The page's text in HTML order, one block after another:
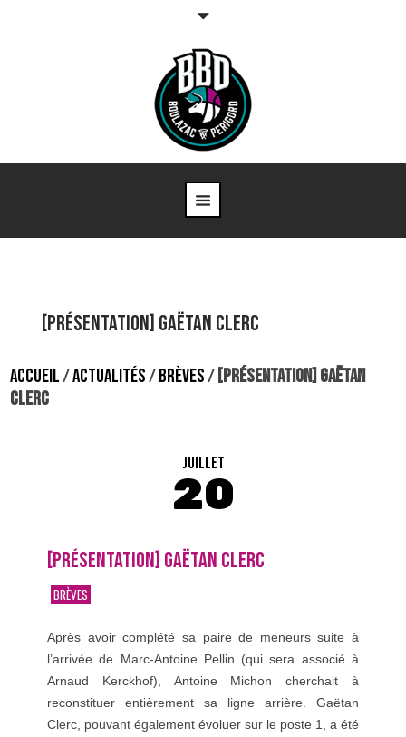
[Présentation] Gaëtan Clerc
ACCUEIL/ACTUALITÉS/BRÈVES/ [PRÉSENTATION] GAËTAN
CLERC
JUILLET
20
[PRÉSENTATION] GAËTAN CLERC
BRÈVES
Après avoir complété sa paire de meneurs suite à
l’arrivée de Marc-Antoine Pellin (qui sera associé à
Arnaud Kerckhof), Antoine Michon cherchait à
reconstituer entièrement sa ligne arrière. Gaëtan
Clerc, pouvant également évoluer sur le poste 1, a été